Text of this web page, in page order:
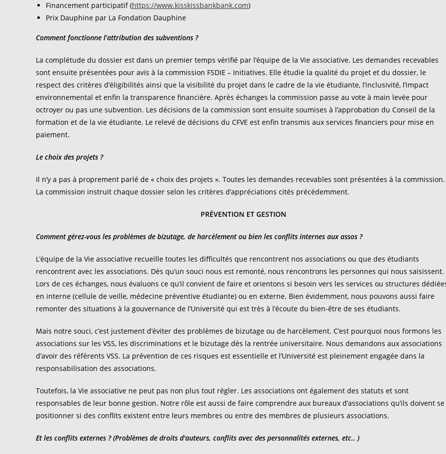
Financement participatif (https://www.kisskissbankbank.com)
Prix Dauphine par La Fondation Dauphine
Comment fonctionne l’attribution des subventions ?
La complétude du dossier est dans un premier temps vérifié par l’équipe de la Vie associative. Les demandes recevables
sont ensuite présentées pour avis à la commission FSDIE – Initiatives. Elle étudie la qualité du projet et du dossier, le
respect des critères d’éligibilités ainsi que la visibilité du projet dans le cadre de la vie étudiante, l’inclusivité, l’impact
environnemental et enfin la transparence financière. Après échanges la commission passe au vote à main levée pour
octroyer ou pas une subvention. Les décisions de la commission sont ensuite soumises à l’approbation du Conseil de la
formation et de la vie étudiante. Le relevé de décisions du CFVE est enfin transmis aux services financiers pour mise en
paiement.
Le choix des projets ?
Il n’y a pas à proprement parlé de « choix des projets ». Toutes les demandes recevables sont présentées à la commission.
La commission instruit chaque dossier selon les critères d’appréciations cités précédemment.
PRÉVENTION ET GESTION
Comment gérez-vous les problèmes de bizutage, de harcèlement ou bien les conflits internes aux assos ?
L’équipe de la Vie associative recueille toutes les difficultés que rencontrent nos associations ou que des étudiants
rencontrent avec les associations. Dès qu’un souci nous est remonté, nous rencontrons les personnes qui nous saisissent.
Lors de ces échanges, nous évaluons ce qu’il convient de faire et orientons si besoin vers les services ou structures
en interne (cellule de veille, médecine préventive étudiante) ou en externe. Bien évidemment, nous pouvons aussi faire
remonter des situations à la gouvernance de l’Université qui est très à l’écoute du bien-être de ses étudiants.
Mais notre souci, c’est justement d’éviter des problèmes de bizutage ou de harcèlement. C’est pourquoi nous formons les
associations sur les VSS, les discriminations et le bizutage dès la rentrée universitaire. Nous demandons aux associations
d’avoir des référents VSS. La prévention de ces risques est essentielle et l’Université est pleinement engagée dans la
responsabilisation des associations.
Toutefois, la Vie associative ne peut pas non plus tout régler. Les associations ont également des statuts et sont
responsables de leur bonne gestion. Notre rôle est aussi de faire comprendre aux bureaux d’associations qu’ils doivent se
positionner si des conflits existent entre leurs membres ou entre des membres de plusieurs associations.
Et les conflits externes ? (Problèmes de droits d'auteurs, conflits avec des personnalités externes, etc.. )